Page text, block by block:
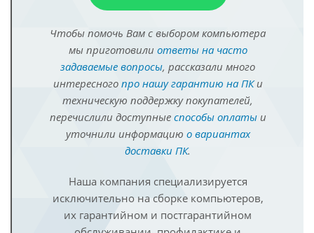
Чтобы помочь Вам с выбором компьютера
мы приготовили ответы на часто
задаваемые вопросы, рассказали много
интересного про нашу гарантию на ПКи
техническую поддержку покупателей,
перечислили доступные способы оплатыи
уточнили информацию о вариантах
доставки ПК.
Наша компания специализируется
исключительно на сборке компьютеров,
их гарантийном и постгарантийном